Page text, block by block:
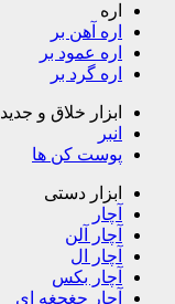
اره
اره آهن بر
اره عمود بر
اره گرد بر
ابزار خلاق و جدید
انبر
پوست کن ها
ابزار دستی
آچار
آچار آلن
آچار ال
آچار بکس
آچار جغجغه ای